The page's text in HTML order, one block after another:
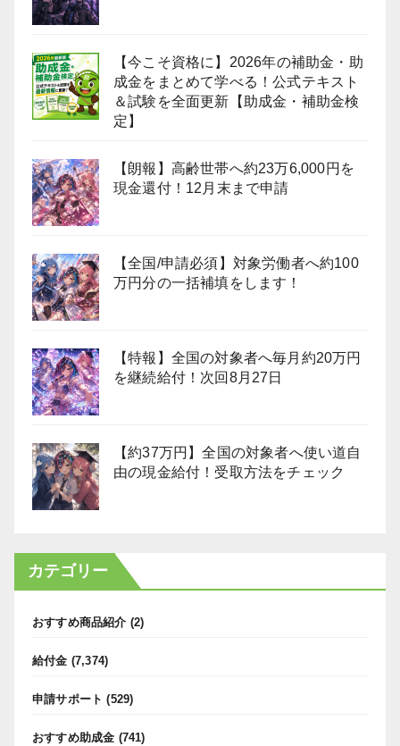
【今こそ資格に】2026年の補助金・助
成金をまとめて学べる！公式テキスト
＆試験を全面更新【助成金・補助金検
定】
【朗報】高齢世帯へ約23万6,000円を
現金還付！12月末まで申請
【全国/申請必須】対象労働者へ約100
万円分の一括補填をします！
【特報】全国の対象者へ毎月約20万円
を継続給付！次回8月27日
【約37万円】全国の対象者へ使い道自
由の現金給付！受取方法をチェック
カテゴリー
おすすめ商品紹介 (2)
給付金 (7,374)
申請サポート (529)
おすすめ助成金 (741)